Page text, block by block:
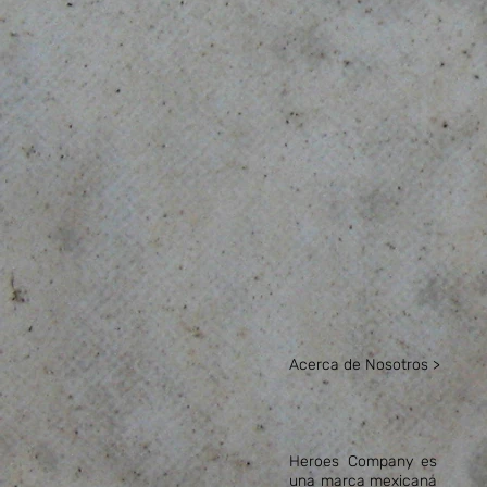
Acerca de Nosotros >
Heroes Company es
una marca mexicana